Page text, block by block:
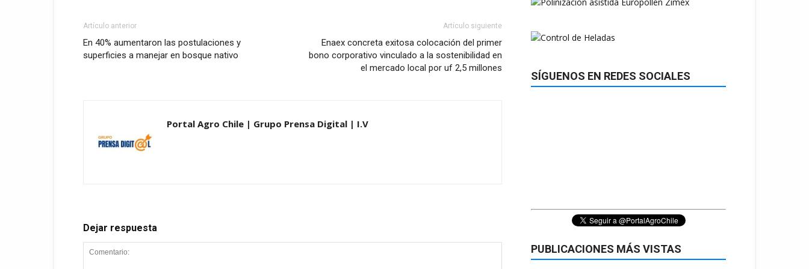
Artículo anterior
En 40% aumentaron las postulaciones y
superficies a manejar en bosque nativo
Artículo siguiente
Enaex concreta exitosa colocación del primer
bono corporativo vinculado a la sostenibilidad en
el mercado local por uf 2,5 millones
Portal Agro Chile | Grupo Prensa Digital | I.V
Dejar respuesta
SÍGUENOS EN REDES SOCIALES
PUBLICACIONES MÁS VISTAS